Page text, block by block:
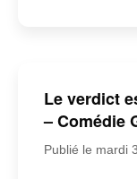
Le verdict
– Comédie
Publié le mardi